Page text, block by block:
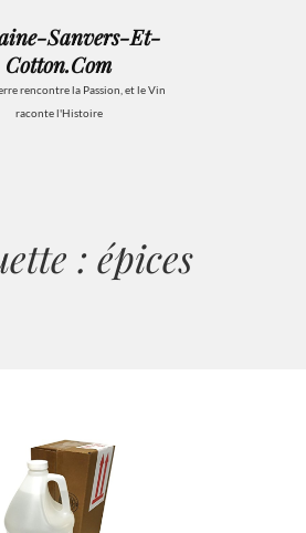
Sanvers-Et-
Cotton.com
rencontre la Passion, et le Vin
raconte l'Histoire
: épices